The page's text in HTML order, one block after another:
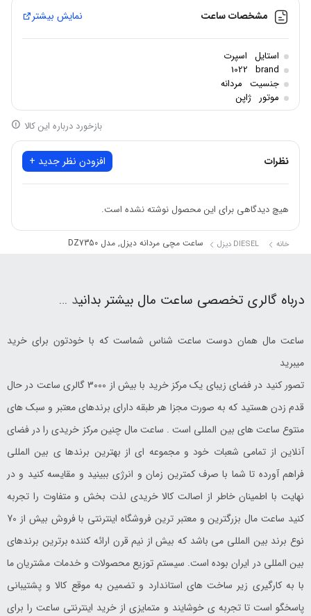
شکل قاب: گرد
مقاومت در برابر آب:30 متر
مشخصات ساعت نمایش بیشتر
استایل اسپرت
brand
1022
جنسیت مردانه
موتور ژاپن
بازخورد درباره این کالا
نظرات افزودن نظر جدید +
هیچ دیدگاهی برای این محصول نوشته نشده است.
خانه DIESEL دیزل ساعت مچی مردانه دیزل, مدل DZ7350
درباه گالری تخصصی ساعت مال بیشتر بدانید …
ساعت مال همان دوست ساعت شناس شماست که با خودتون برای خرید
میبرید
تصور کنید در فضای زیبای یک مرکز خرید با بیش از 3000 گالری ساعت در حال
قدم زدن هستید که به صورت مجزا هر طبقه دارای برندهای معتبر و سبک های
منتوع ساعت های بین المللی است . ساعت مال چنین مرکز خریدی را در فضای
آنلاین از تمامی شعبات خود و مجموعه ای از بهترین برندها ی بین المللی
فراهم آورده تا شما با صرف کمترین زمان و انرژی ببینید و مقایسه کنید و در
نهایت با اطمینان خاطر از اصالت کالا خریدی لذت بخش و متفاوت را تجربه
کنید ساعت مال بزرگترین و معتبر ترین فروشگاه اینترنتی با فروش بیش از 70
نوع برند بین المللی می باشد که بیش از نیم قرن ارائه کننده برترین برندهای
بین المللی در ایران بوده است. سیستم توزیع محصولات و خدمات مشتریان ما
با به کارگیری زیر ساخت های استاندارد و تضمین به موقع کالا و پشتیبانی
پاسخگو است تا تجربه ی خوشایند و متمایزی از خرید اینترنتی ساعت را برای